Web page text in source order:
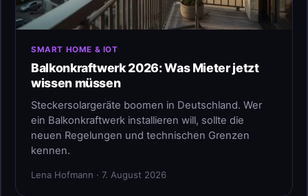
SMART HOME & IOT
Balkonkraftwerk 2026: Was Mieter jetzt
wissen müssen
Steckersolargeräte boomen in Deutschland. Wer
ein Balkonkraftwerk installieren will, sollte die
neuen Regelungen und technischen Grenzen
kennen.
Lena Hofmann · 7. August 2026